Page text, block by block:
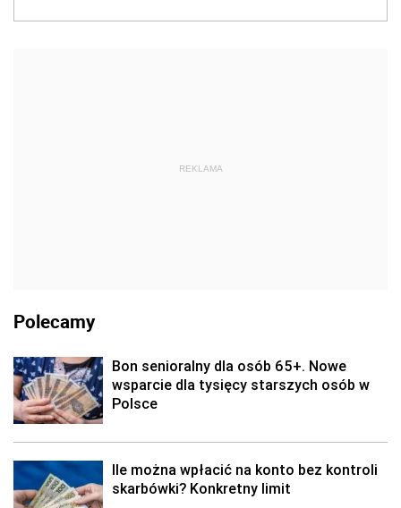
REKLAMA
Polecamy
Bon senioralny dla osób 65+. Nowe
wsparcie dla tysięcy starszych osób w
Polsce
Ile można wpłacić na konto bez kontroli
skarbówki? Konkretny limit